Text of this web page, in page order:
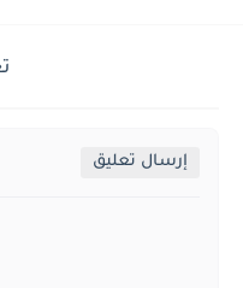
إرسال تعليق